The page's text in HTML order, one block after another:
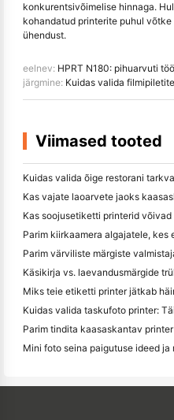
konkurentsivõimelise hinnaga.
kohandatud printerite puhul
ühendust.
eelnev: HPRT N180: pihuarvuti tööstuslik DPM
järgmine: Kuidas valida
Viimased tooted
Parim kiirkaamera algajatele, kes
Miks teie etiketti printer jätkab